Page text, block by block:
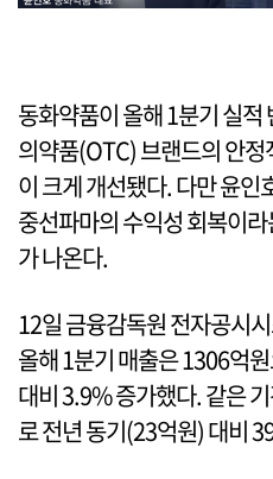
동화약품이 올해 1분기 실
의약품(OTC) 브랜드의 안
이 크게 개선됐다. 다만 윤
중선파마의 수익성 회복이
가 나온다.
12일 금융감독원 전자공시
올해 1분기 매출은 1306억
대비 3.9% 증가했다. 같은
로 전년 동기(23억원) 대비